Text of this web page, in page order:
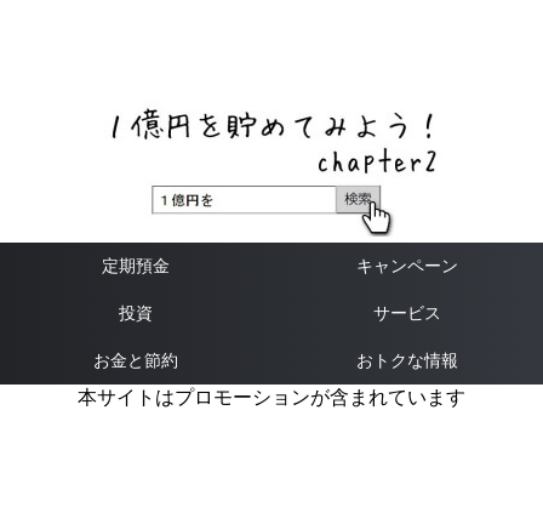
定期預金 キャンペーン
投資 サービス
お金と節約 おトクな情報
本サイトはプロモーションが含まれています